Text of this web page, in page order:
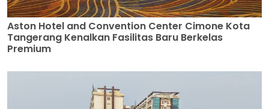
Aston Hotel and Convention Center Cimone Kota
Tangerang Kenalkan Fasilitas Baru Berkelas
Premium